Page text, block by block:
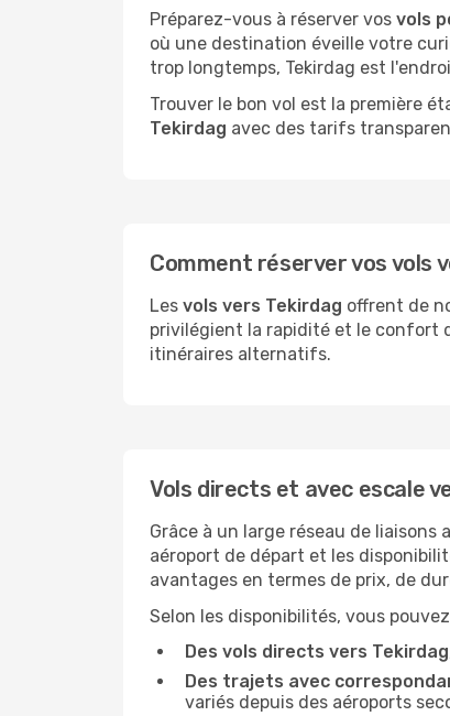
Préparez-vous à réserver vos vols
où une destination éveille votre
trop longtemps, Tekirdag est
Trouver le bon vol est la première
Tekirdag avec des tarifs
Comment réserver vos vols
Les vols vers Tekirdag offrent de
privilégient la rapidité et le confort
itinéraires alternatifs.
Vols directs et avec escale
Grâce à un large réseau de
aéroport de départ et les
avantages en termes de prix, de
Selon les disponibilités, vous
Des vols directs vers Tekirdag
Des trajets avec
variés depuis des aéroports